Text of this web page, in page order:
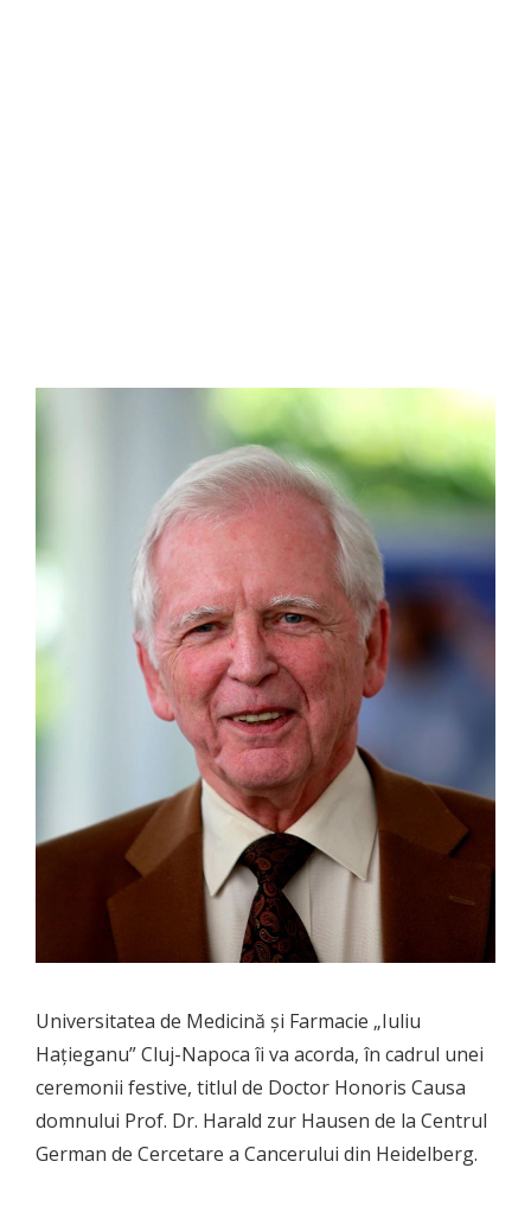
Universitatea de Medicină şi Farmacie „Iuliu
Haţieganu” Cluj-Napoca îi va acorda, în cadrul unei
ceremonii festive, titlul de Doctor Honoris Causa
domnului Prof. Dr. Harald zur Hausen de la Centrul
German de Cercetare a Cancerului din Heidelberg.